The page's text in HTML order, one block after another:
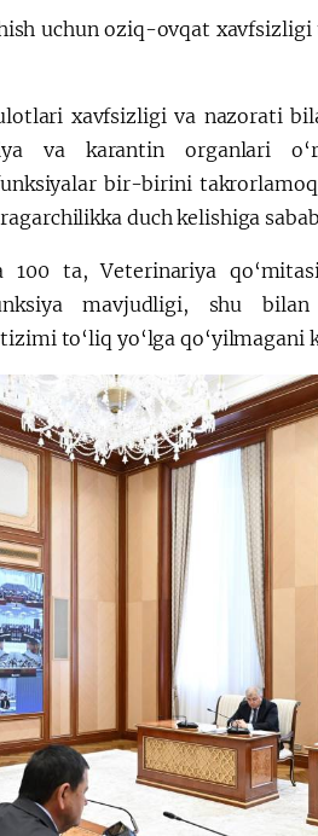
uchun oziq-ovqat
xavfsizligi va nazorati
va karantin organlari
bir-birini
duch kelishiga
100 ta, Veterinariya
mavjudligi, shu bilan
to‘liq yo‘lga qo‘yilmagani